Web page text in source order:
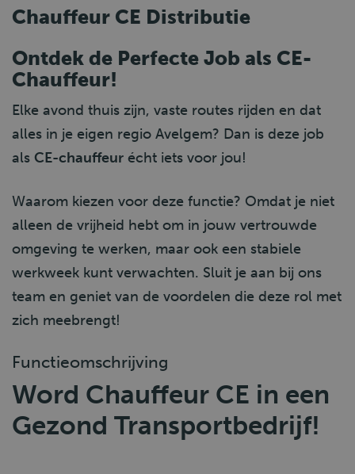
Chauffeur CE Distributie
Ontdek de Perfecte Job als CE-
Chauffeur!
Elke avond thuis zijn, vaste routes rijden en dat
alles in je eigen regio Avelgem? Dan is deze job
als CE-chauffeur écht iets voor jou!
Waarom kiezen voor deze functie? Omdat je niet
alleen de vrijheid hebt om in jouw vertrouwde
omgeving te werken, maar ook een stabiele
werkweek kunt verwachten. Sluit je aan bij ons
team en geniet van de voordelen die deze rol met
zich meebrengt!
Functieomschrijving
Word Chauffeur CE in een
Gezond Transportbedrijf!